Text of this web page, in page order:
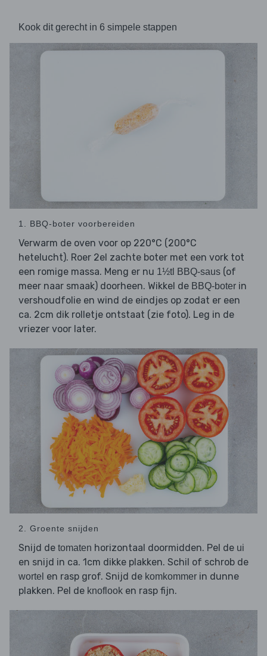
Kook dit gerecht in 6 simpele stappen
1. BBQ-boter voorbereiden
Verwarm de oven voor op 220°C (200°C
hetelucht). Roer 2el zachte boter met een vork tot
een romige massa. Meng er nu 1½tl BBQ-saus (of
meer naar smaak) doorheen. Wikkel de BBQ-boter in
vershoudfolie en wind de eindjes op zodat er een
ca. 2cm dik rolletje ontstaat (zie foto). Leg in de
vriezer voor later.
2. Groente snijden
Snijd de tomaten horizontaal doormidden. Pel de ui
en snijd in ca. 1cm dikke plakken. Schil of schrob de
wortel en rasp grof. Snijd de komkommer in dunne
plakken. Pel de knoflook en rasp fijn.